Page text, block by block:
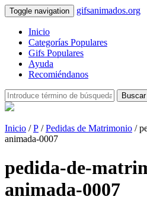
Toggle navigation gifsanimados.org
Inicio
Categorías Populares
Gifs Populares
Ayuda
Recomiéndanos
Buscar
Inicio /P /Pedidas de Matrimonio /
animada-0007
pedida-de-
animada-0007